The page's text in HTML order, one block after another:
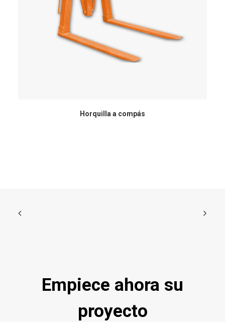
Horquilla a compás
Empiece ahora su
proyecto